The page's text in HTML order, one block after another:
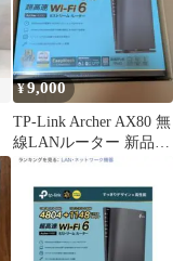
¥9,000
TP-Link Archer AX80 無
線LANルーター 新品
未使用